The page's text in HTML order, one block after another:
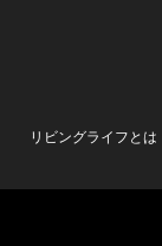
リビングライフとは